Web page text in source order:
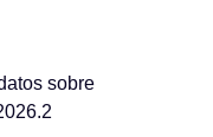
sobre